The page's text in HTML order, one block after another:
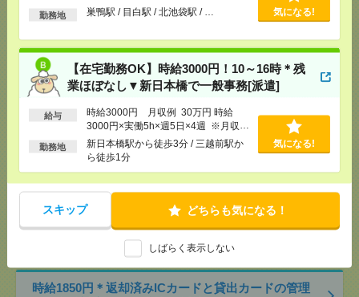
以上
勤務地 巣鴨駅 / 目白駅 / 北池袋駅 / … 気になる!
【在宅勤務OK】時給3000円！10～16時＊残
業ほぼなし▼新日本橋で一般事務[派遣]
給与
時給3000円 月収例 30万円 時給
3000円×実働5h×週5日×4週 ※月収例
を保証するものではありません。※給
与即受取りサービス利用可（利用条件
勤務地
新日本橋駅から徒歩3分 / 三越前駅か
ら徒歩1分
気になる!
スキップ どちらも気になる！
しばらく表示しない
[給 与]時給3000円 月収例 30万円 時給3000円×
りません。※給与即受取りサービス利用可（利用条
件有）
[交通費]
1ヶ月3万円を上限として実費支給
[月収例]
30万円～
歩1分
気になる！
時給1900円！ピタッと16時まで＊時短のお仕事＊船
積書類の確認など[派遣]
時給1900円＋交 ■給与の前払いが可能な
速払いサービスあり
[交通費]交通費支給あり
気になる！
時給1850円＊返却済みICカードと貸出カードの管理